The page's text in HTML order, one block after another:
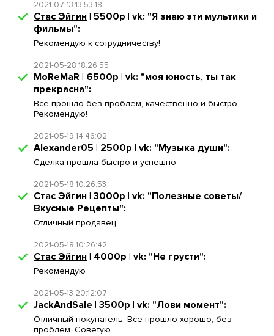
2021-07-13 13:53:18
Стас Эйгин | 5500р | vk: "Я знаю эти мультики и
фильмы":
Рекомендую к сотрудничеству!
2021-05-28 18:26:55
MoReMaR | 6500р | vk: "моя юность, ты так
прекрасна":
Все прошло без проблем, качественно и быстро.
Рекомендую!
2021-05-19 14:46:02
Alexander05 | 2500р | vk: "Музыка души":
Сделка прошла быстро и успешно
2021-05-18 10:26:53
Стас Эйгин | 3000р | vk: "Полезные советы/
Вкусные Рецепты":
Отличный продавец
2021-05-18 10:26:42
Стас Эйгин | 4000р | vk: "Не грусти":
Рекомендую
2021-05-13 20:12:07
JackAndSale | 3500р | vk: "Лови момент":
Отличный покупатель. Все прошло хорошо, без
проблем. Советую